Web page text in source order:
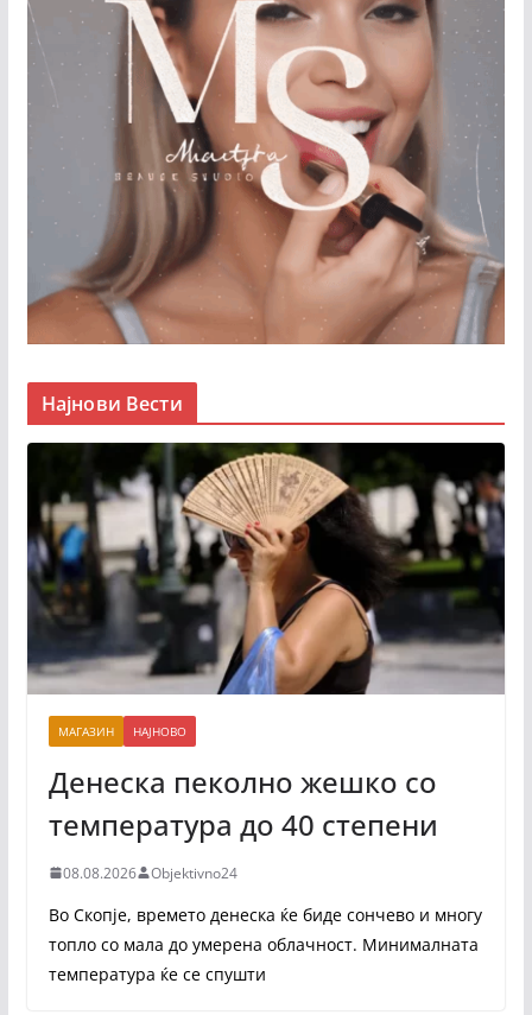
Најнови Вести
МАГАЗИН НАЈНОВО
Денеска пеколно жешко со
температура до 40 степени
08.08.2026 Objektivno24
Во Скопје, времето денеска ќе биде сончево и многу
топло со мала до умерена облачност. Минималната
температура ќе се спушти